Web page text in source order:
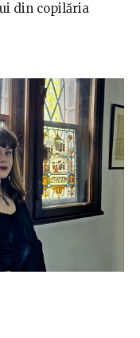
din copilăria